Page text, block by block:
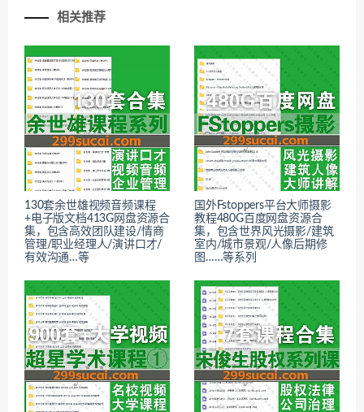
相关推荐
130套余世雄视频音频课程
+电子版文档413G网盘资源合
集，包含高效团队建设/情商
管理/职业经理人/演讲口才/
有效沟通…等
国外Fstoppers平台大师摄影
教程480G百度网盘资源合
集，包含世界风光摄影/建筑
室内/城市景观/人像后期修
图……等系列